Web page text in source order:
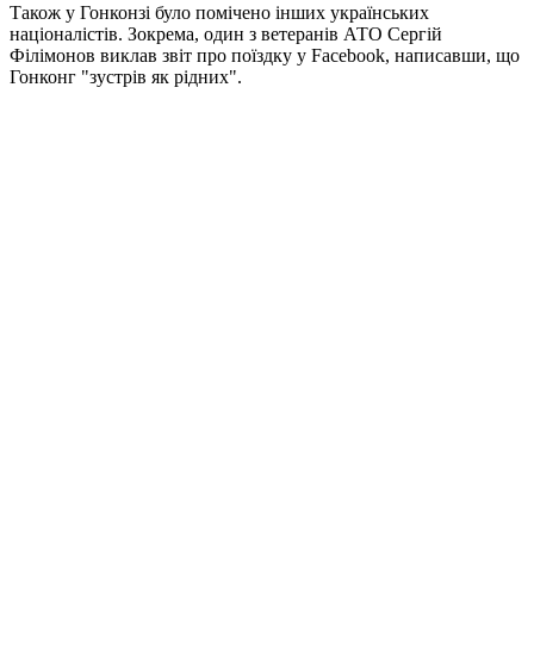
Також у Гонконзі було помічено інших українських
націоналістів. Зокрема, один з ветеранів АТО Сергій
Філімонов виклав звіт про поїздку у Facebook, написавши, що
Гонконг "зустрів як рідних".